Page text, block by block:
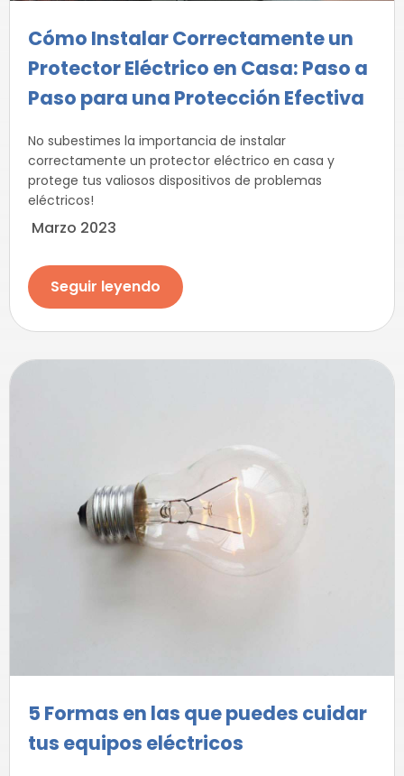
Cómo Instalar Correctamente un
Protector Eléctrico en Casa: Paso a
Paso para una Protección Efectiva
No subestimes la importancia de instalar
correctamente un protector eléctrico en casa y
protege tus valiosos dispositivos de problemas
eléctricos!
Marzo 2023
Seguir leyendo
5 Formas en las que puedes cuidar
tus equipos eléctricos